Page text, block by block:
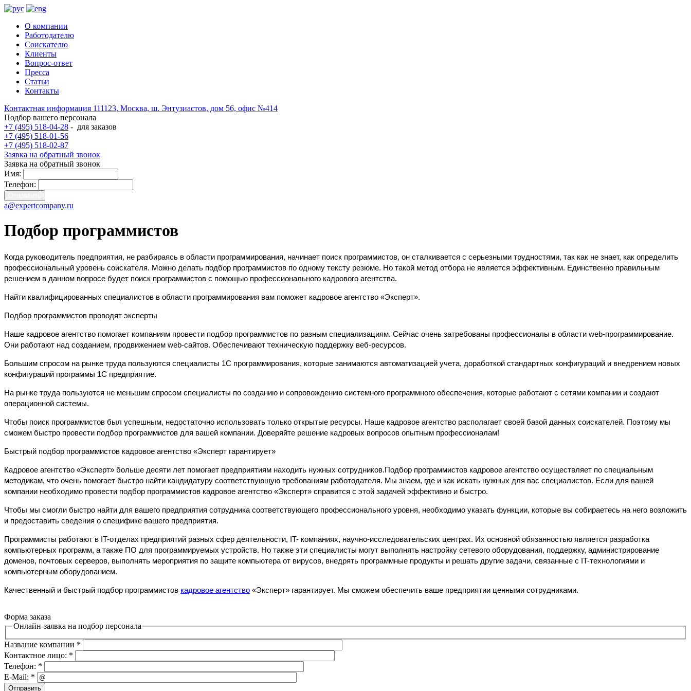
О компании
Работодателю
Соискателю
Клиенты
Вопрос-ответ
Пресса
Статьи
Контакты
Контактная информация 111123, Москва, ш. Энтузиастов, дом 56, офис №414
Подбор вашего персонала
+7 (495) 518-04-28 - для заказов
+7 (495) 518-01-56
+7 (495) 518-02-87
Заявка на обратный звонок
Заявка на обратный звонок
Имя:
Телефон:
a@expertcompany.ru
Подбор программистов
Когда руководитель предприятия, не разбираясь в области программирования, начинает поиск программистов, он сталкивается с серьезными трудностями, так как не знает, как определить
профессиональный уровень соискателя. Можно делать подбор программистов по одному тексту резюме. Но такой метод отбора не является эффективным. Единственно правильным
решением в данном вопросе будет поиск программистов с помощью профессионального кадрового агентства.
Найти квалифицированных специалистов в области программирования вам поможет кадровое агентство «Эксперт».
Подбор программистов проводят эксперты
Наше кадровое агентство помогает компаниям провести подбор программистов по разным специализациям. Сейчас очень затребованы профессионалы в области web-программирование.
Они работают над созданием, продвижением web-сайтов. Обеспечивают техническую поддержку веб-ресурсов.
Большим спросом на рынке труда пользуются специалисты 1С программирования, которые занимаются автоматизацией учета, доработкой стандартных конфигураций и внедрением новых
конфигураций программы 1С предприятие.
На рынке труда пользуются не меньшим спросом специалисты по созданию и сопровождению системного программного обеспечения, которые работают с сетями компании и создают
операционной системы.
Чтобы поиск программистов был успешным, недостаточно использовать только открытые ресурсы. Наше кадровое агентство располагает своей базой данных соискателей. Поэтому мы
сможем быстро провести подбор программистов для вашей компании. Доверяйте решение кадровых вопросов опытным профессионалам!
Быстрый подбор программистов кадровое агентство «Эксперт гарантирует»
Кадровое агентство «Эксперт» больше десяти лет помогает предприятиям находить нужных сотрудников.Подбор программистов кадровое агентство осуществляет по специальным
методикам, что очень помогает быстро найти кандидатуру соответствующую требованиям работодателя. Мы знаем, где и как искать нужных для вас специалистов. Если для вашей
компании необходимо провести подбор программистов кадровое агентство «Эксперт» справится с этой задачей эффективно и быстро.
Чтобы мы смогли быстро найти для вашего предприятия сотрудника соответствующего профессионального уровня, необходимо указать функции, которые вы собираетесь на него возложить
и предоставить сведения о специфике вашего предприятия.
Программисты работают в IT-отделах предприятий разных сфер деятельности, IT- компаниях, научно-исследовательских центрах. Их основной обязанностью является разработка
компьютерных программ, а также ПО для программируемых устройств. Но также эти специалисты могут выполнять настройку сетевого оборудования, поддержку, администрирование
доменов, почтовых серверов, выполнять мероприятия по защите компьютера от вирусов, внедрять программные продукты и решать другие задачи, связанные с IT-технологиями и
компьютерным оборудованием.
Качественный и быстрый подбор программистов кадровое агентство «Эксперт» гарантирует. Мы сможем обеспечить ваше предприятии ценными сотрудниками.
Форма заказа
Онлайн-заявка на подбор персонала
Название компании *
Контактное лицо: *
Телефон: *
E-Mail: *